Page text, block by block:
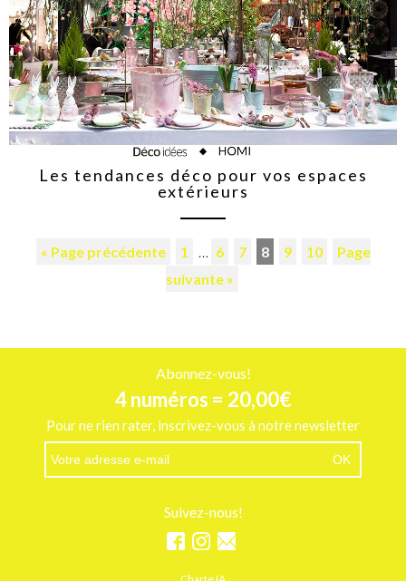
Les tendances déco pour vos espaces
extérieurs
« Page précédente 1 6 7 8 9 10
Page
suivante »
Abonnez-vous!
4 numéros = 20,00€
Pour ne rien rater, inscrivez-vous à notre newsletter
Suivez-nous!